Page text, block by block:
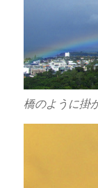
橋のように掛